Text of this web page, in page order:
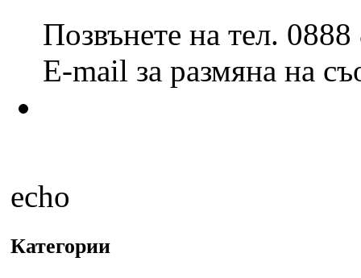
Позвънете на тел.
E-mail за размяна на
echo
Категории